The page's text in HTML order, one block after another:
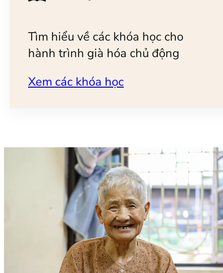
Tìm hiểu về các khóa học cho
hành trình già hóa chủ động
Xem các khóa học